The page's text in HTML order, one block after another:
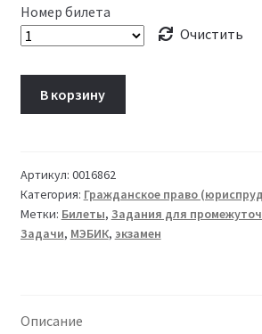
Номер билета
Очистить
В корзину
Артикул: 0016862
Категория: Гражданское право
Метки: Билеты, Задания для
Задачи, МЭБИК, экзамен
Описание